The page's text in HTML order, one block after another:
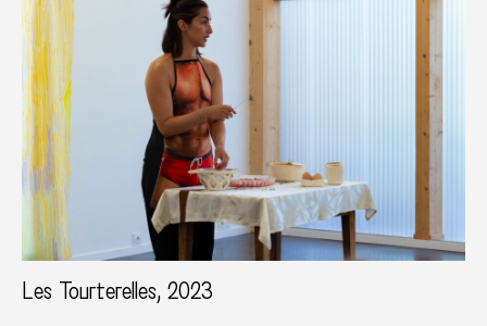
Les Tourterelles, 2023